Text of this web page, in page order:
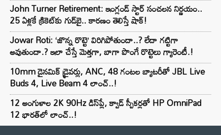
John Turner Retirement: ఇంగ్లండ్ స్టార్ సంచలన నిర్ణయం..
25 ఏళ్లకే క్రికెట్‌కు గుడ్‌బై.. కారణం తెలిస్తే షాక్!
Jowar Roti: ‘జొన్న రొట్టె’ విరిగిపోతుందా..? లేదా గట్టిగా
అవుతుందా.? ఇలా చేస్తే మెత్తగా, బాగా పొంగే రొట్టెలు గ్యారెంటీ.!
10mm డైనమిక్ డ్రైవర్లు, ANC, 48 గంటల బ్యాటరీతో JBL Live
Buds 4, Live Beam 4 లాంచ్..!
12 అంగుళాల 2K 90Hz డిస్‌ప్లే, క్వాడ్ స్పీకర్లతో HP OmniPad
12 భారత్‌లో లాంచ్..!